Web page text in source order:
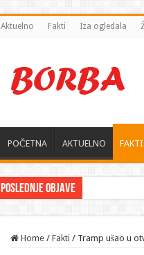
Aktuelno Fakti Iza ogledala
POČETNA AKTUELNO FAKTI
Poslednje objave
Home / Fakti / Tramp ušao u